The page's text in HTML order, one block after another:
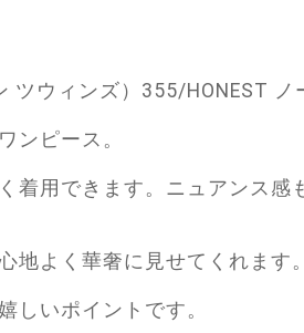
ツウィンズ）355/HONEST
ンピース。
着用できます。ニュアンス
地よく華奢に見せてくれます。
しいポイントです。